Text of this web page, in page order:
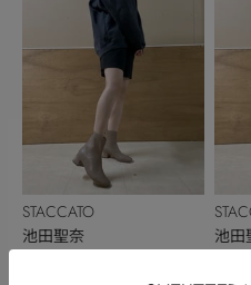
STACCATO
池田聖奈
池田